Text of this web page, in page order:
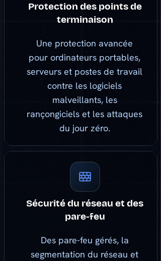
Protection des points de
terminaison
Une protection avancée
pour ordinateurs portables,
serveurs et postes de travail
contre les logiciels
malveillants, les
rançongiciels et les attaques
du jour zéro.
Sécurité du réseau et des
pare-feu
Des pare-feu gérés, la
segmentation du réseau et